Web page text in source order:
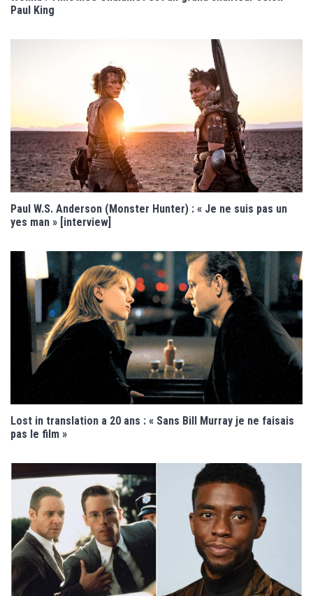
Paul King
Paul W.S. Anderson (Monster Hunter) : « Je ne suis pas un
yes man » [interview]
Lost in translation a 20 ans : « Sans Bill Murray je ne faisais
pas le film »